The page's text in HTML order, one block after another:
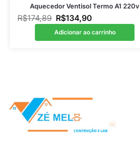
Aquecedor Ventisol Termo A1 220v
R$174,89 R$134,90
Adicionar ao carrinho